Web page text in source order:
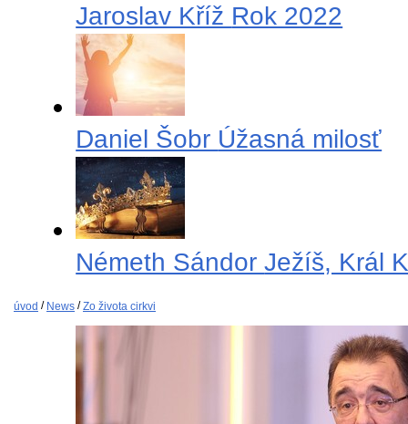
Jaroslav Kříž Rok 2022
Daniel Šobr Úžasná milosť
Németh SándorJežíš, Král
úvod / News /Zo života cirkvi